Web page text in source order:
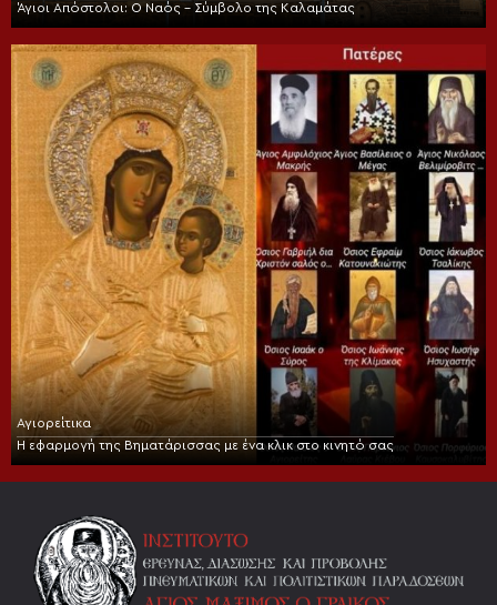
Άγιοι Απόστολοι: Ο Ναός – Σύμβολο της Καλαμάτας
Αγιορείτικα
Η εφαρμογή της Βηματάρισσας με ένα κλικ στο κινητό σας